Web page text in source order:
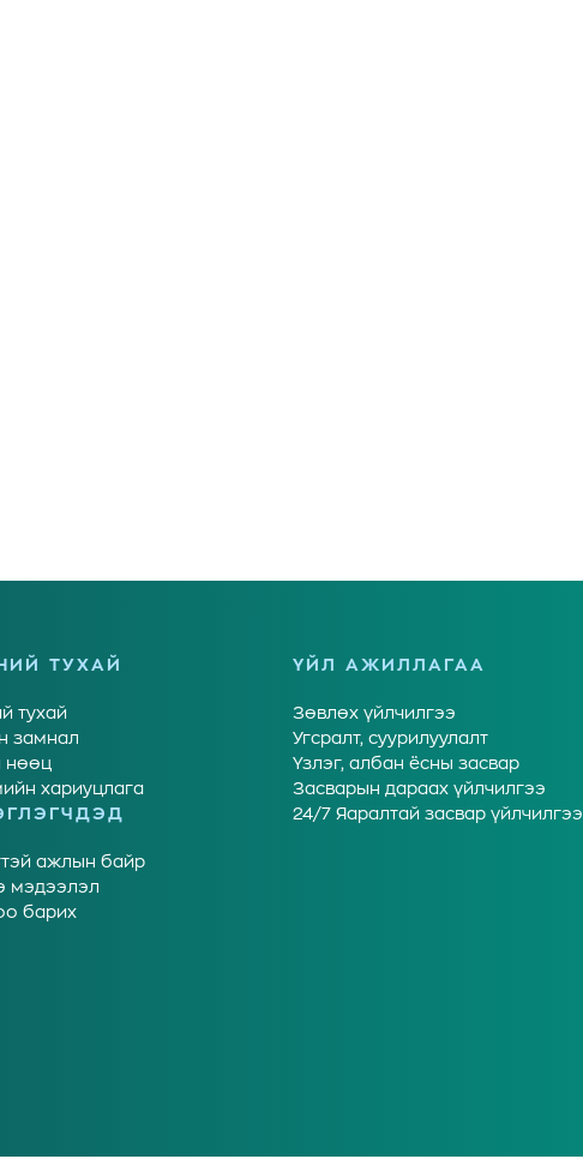
ТУХАЙ
тухай
замнал
нөөц
хариуцлага
ажлын байр
мэдээлэл
барих
ҮЙЛ АЖИЛЛАГАА
Зөвлөх үйлчилгээ
Угсралт, суурилуулалт
Үзлэг, албан ёсны засвар
Засварын дараах үйлчилгээ
24/7 Яаралтай засвар үйлчилгээ